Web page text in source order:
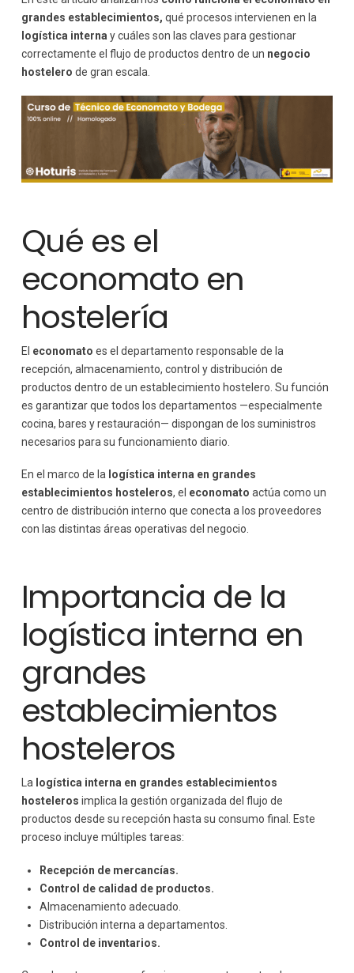
Ventajas de la digitalización
Formación del personal de economato
Retos actuales en la logística hostelera
Importancia de la formación en gestión hostelera
grandes establecimientos, qué procesos intervienen en la
logística interna y cuáles son las claves para gestionar
correctamente el flujo de productos dentro de un negocio
hostelero de gran escala.
Qué es el
economato en
hostelería
El economato es el departamento responsable de la
recepción, almacenamiento, control y distribución de
productos dentro de un establecimiento hostelero. Su función
es garantizar que todos los departamentos —especialmente
cocina, bares y restauración— dispongan de los suministros
necesarios para su funcionamiento diario.
En el marco de la logística interna en grandes
establecimientos hosteleros, el economato actúa como un
centro de distribución interno que conecta a los proveedores
con las distintas áreas operativas del negocio.
Importancia de la
logística interna en
grandes
establecimientos
hosteleros
La logística interna en grandes establecimientos
hosteleros implica la gestión organizada del flujo de
productos desde su recepción hasta su consumo final. Este
proceso incluye múltiples tareas:
Recepción de mercancías.
Control de calidad de productos.
Almacenamiento adecuado.
Distribución interna a departamentos.
Control de inventarios.